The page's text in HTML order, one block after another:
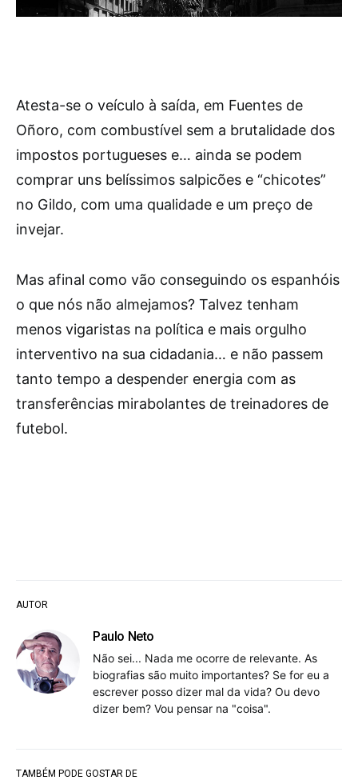
AUTOR
Paulo Neto
Não sei... Nada me ocorre de relevante. As
biografias são muito importantes? Se for eu a
escrever posso dizer mal da vida? Ou devo
dizer bem? Vou pensar na "coisa".
Atesta-se o veículo à saída, em Fuentes de
Oñoro, com combustível sem a brutalidade dos
impostos portugueses e… ainda se podem
comprar uns belíssimos salpicões e “chicotes”
no Gildo, com uma qualidade e um preço de
invejar.
Mas afinal como vão conseguindo os espanhóis
o que nós não almejamos? Talvez tenham
menos vigaristas na política e mais orgulho
interventivo na sua cidadania… e não passem
tanto tempo a despender energia com as
transferências mirabolantes de treinadores de
futebol.
TAMBÉM PODE GOSTAR DE